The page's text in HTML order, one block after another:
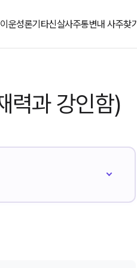
운성론기타신살사주통변내 사주찾기
력과 강인함)